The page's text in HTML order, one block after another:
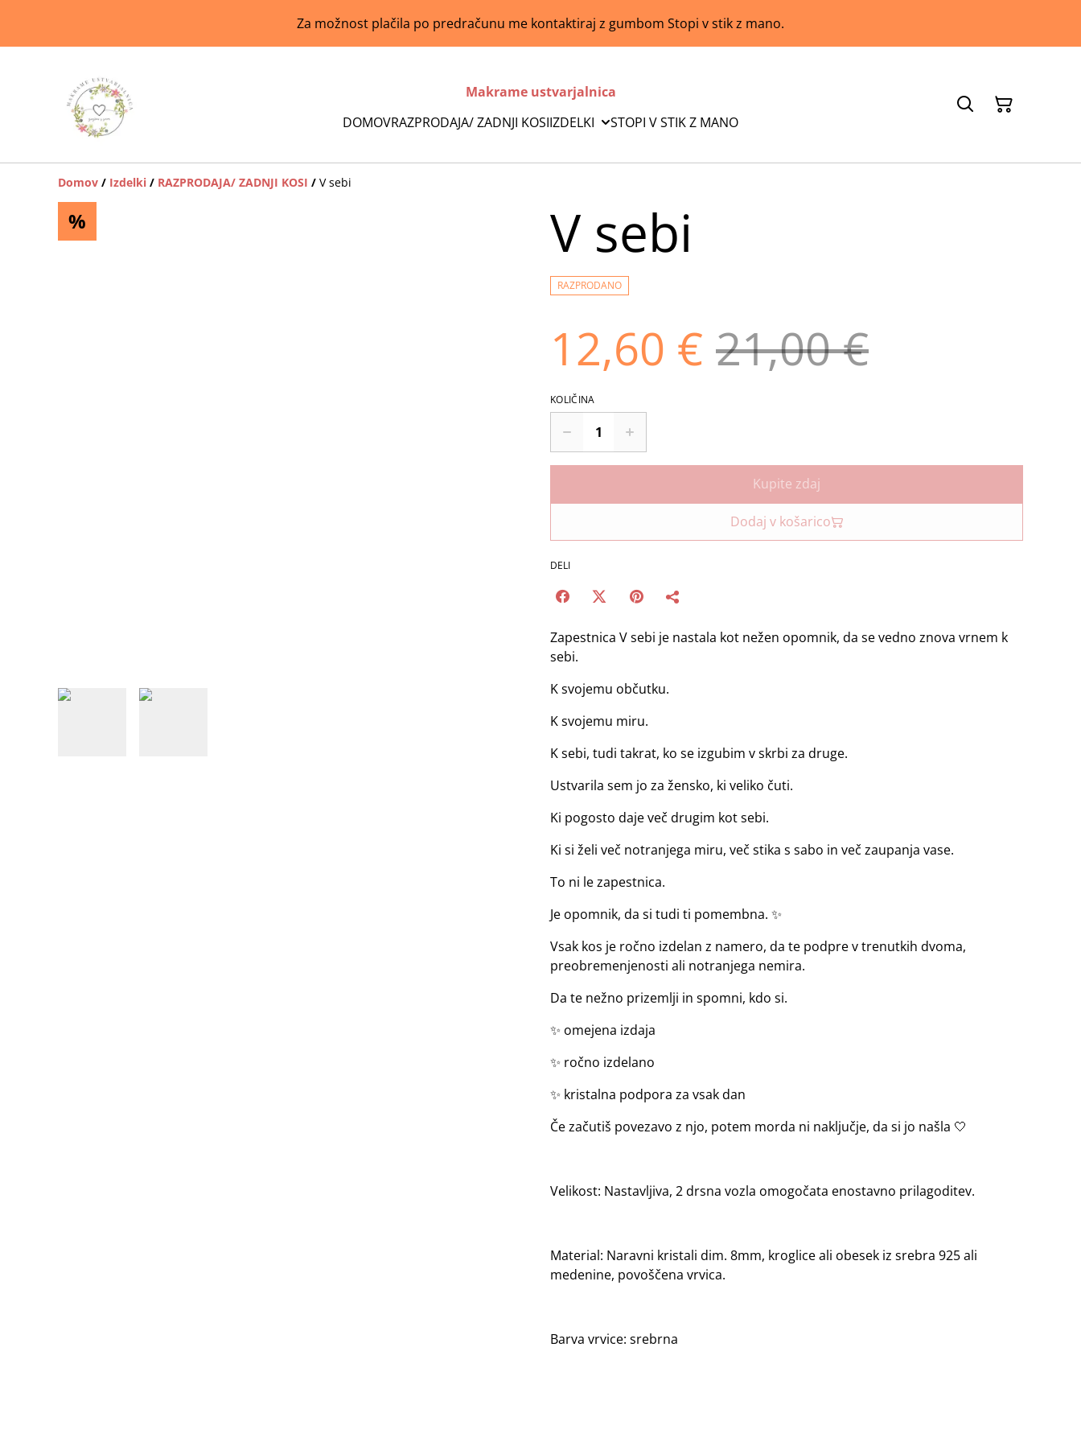
Za možnost plačila po predračunu me kontaktiraj z gumbom Stopi v stik z mano.
Makrame ustvarjalnica
DOMOVRAZPRODAJA/ ZADNJI KOSIIZDELKI STOPI V STIK Z MANO
Domov / Izdelki / RAZPRODAJA/ ZADNJI KOSI / V sebi
% V sebi
RAZPRODANO
12,60 € 21,00 €
KOLIČINA
Kupite zdaj
Dodaj v košarico
DELI
Zapestnica V sebi je nastala kot nežen opomnik, da se vedno znova vrnem k
sebi.
K svojemu občutku.
K svojemu miru.
K sebi, tudi takrat, ko se izgubim v skrbi za druge.
Ustvarila sem jo za žensko, ki veliko čuti.
Ki pogosto daje več drugim kot sebi.
Ki si želi več notranjega miru, več stika s sabo in več zaupanja vase.
To ni le zapestnica.
Je opomnik, da si tudi ti pomembna. ✨
Vsak kos je ročno izdelan z namero, da te podpre v trenutkih dvoma,
preobremenjenosti ali notranjega nemira.
Da te nežno prizemlji in spomni, kdo si.
✨ omejena izdaja
✨ ročno izdelano
✨ kristalna podpora za vsak dan
Če začutiš povezavo z njo, potem morda ni naključje, da si jo našla 🤍
Velikost: Nastavljiva, 2 drsna vozla omogočata enostavno prilagoditev.
Material: Naravni kristali dim. 8mm, kroglice ali obesek iz srebra 925 ali
medenine, povoščena vrvica.
Barva vrvice: srebrna